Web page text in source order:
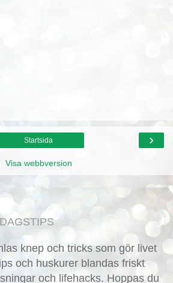
›
Startsida
Visa webbversion
knep och tricks som gör livet
och huskurer blandas friskt
och lifehacks. Hoppas du